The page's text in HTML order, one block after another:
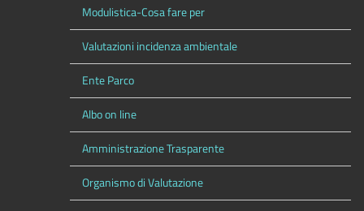
Modulistica-Cosa fare per
Valutazioni incidenza ambientale
Ente Parco
Albo on line
Amministrazione Trasparente
Organismo di Valutazione